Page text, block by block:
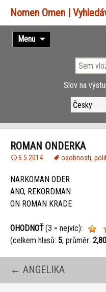
Menu
Přejít
k
Slov na
ROMAN ONDERKA
6.5.2014 osobnosti,
NARKOMAN ODER
ANO, REKORDMAN
ON ROMAN KRADE
OHODNOŤ(3 = nejvíc):
(celkem hlasů: 5, průměr: 2,80
Navigace
← ANGELIKA